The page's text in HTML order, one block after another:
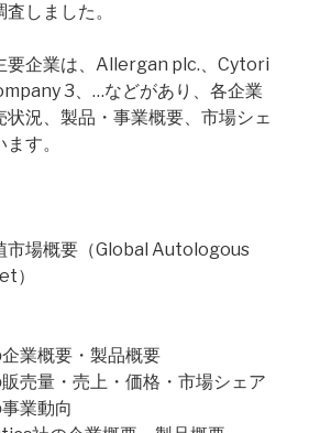
しました。
要企業は、Allergan plc.、Cytori
3、…などがあり、各企業
況、製品・事業概要、市場シェ
す。
市場概要（Global Autologous
）
業概要・製品概要
売量・売上・価格・市場シェア
業動向